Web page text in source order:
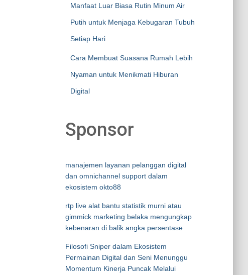
Manfaat Luar Biasa Rutin Minum Air
Putih untuk Menjaga Kebugaran Tubuh
Setiap Hari
Cara Membuat Suasana Rumah Lebih
Nyaman untuk Menikmati Hiburan
Digital
Sponsor
manajemen layanan pelanggan digital
dan omnichannel support dalam
ekosistem okto88
rtp live alat bantu statistik murni atau
gimmick marketing belaka mengungkap
kebenaran di balik angka persentase
Filosofi Sniper dalam Ekosistem
Permainan Digital dan Seni Menunggu
Momentum Kinerja Puncak Melalui